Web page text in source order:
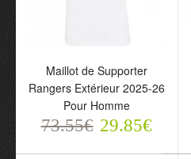
Maillot de Supporter
Rangers Extérieur 2025-
26 Pour Homme
73.55€ 29.85€
Maillot de Supporter
Rangers Extérieur 2025-26
Pour Homme
73.55€ 29.85€